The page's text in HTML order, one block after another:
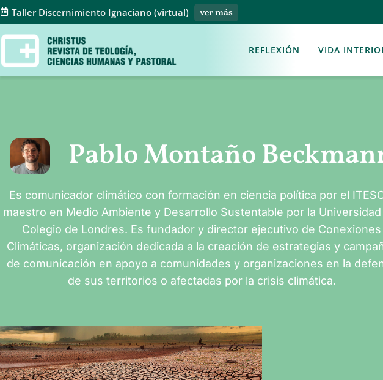
Taller Discernimiento Ignaciano (virtual) ver más
REFLEXIÓN VIDA
Pablo Montaño
Es comunicador climático con formación en ciencia política por el
maestro en Medio Ambiente y Desarrollo Sustentable por la Universidad
Colegio de Londres. Es fundador y director ejecutivo de Conexiones
Climáticas, organización dedicada a la creación de estrategias y
de comunicación en apoyo a comunidades y organizaciones en la
de sus territorios o afectadas por la crisis climática.